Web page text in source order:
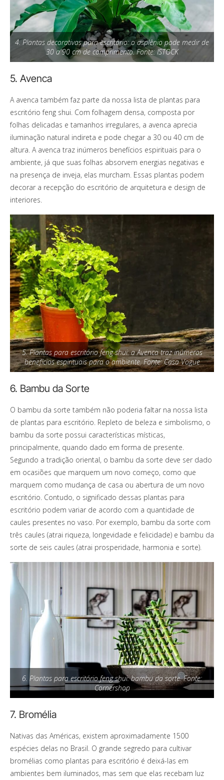
4. Plantas decorativas para escritório: o asplênio pode medir de
30 a 90 cm de comprimento. Fonte: ISTOCK
5. Avenca
A avenca também faz parte da nossa lista de plantas para
escritório feng shui. Com folhagem densa, composta por
folhas delicadas e tamanhos irregulares, a avenca aprecia
iluminação natural indireta e pode chegar a 30 ou 40 cm de
altura. A avenca traz inúmeros benefícios espirituais para o
ambiente, já que suas folhas absorvem energias negativas e
na presença de inveja, elas murcham. Essas plantas podem
decorar a recepção do escritório de arquitetura e design de
interiores.
5. Plantas para escritório feng shui: a Avenca traz inúmeros
benefícios espirituais para o ambiente. Fonte: Casa Vogue
6. Bambu da Sorte
O bambu da sorte também não poderia faltar na nossa lista
de plantas para escritório. Repleto de beleza e simbolismo, o
bambu da sorte possui características místicas,
principalmente, quando dado em forma de presente.
Segundo a tradição oriental, o bambu da sorte deve ser dado
em ocasiões que marquem um novo começo, como que
marquem como mudança de casa ou abertura de um novo
escritório. Contudo, o significado dessas plantas para
escritório podem variar de acordo com a quantidade de
caules presentes no vaso. Por exemplo, bambu da sorte com
três caules (atrai riqueza, longevidade e felicidade) e bambu da
sorte de seis caules (atrai prosperidade, harmonia e sorte).
6. Plantas para escritório feng shui: bambu da sorte. Fonte:
Cornershop
7. Bromélia
Nativas das Américas, existem aproximadamente 1500
espécies delas no Brasil. O grande segredo para cultivar
bromélias como plantas para escritório é deixá-las em
ambientes bem iluminados, mas sem que elas recebam luz